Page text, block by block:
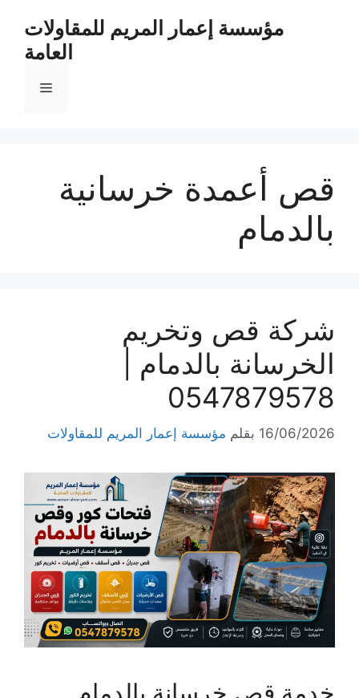
مؤسسة إعمار المريم للمقاولات
العامة
قص أعمدة خرسانية
بالدمام
شركة قص وتخريم
الخرسانة بالدمام |
0547879578
16/06/2026 بقلم مؤسسة إعمار المريم للمقاولات
خدمة قص خرسانة بالدمام